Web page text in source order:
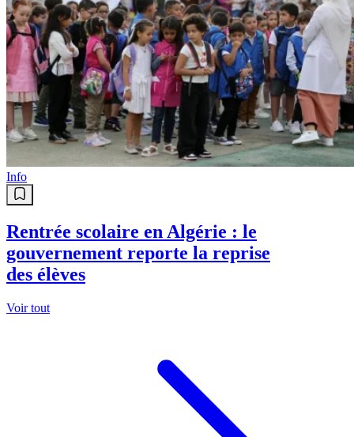
Sport
Mercato : Le CSC s’offre le
défenseur ougandais Rogers
Ochaki Torach